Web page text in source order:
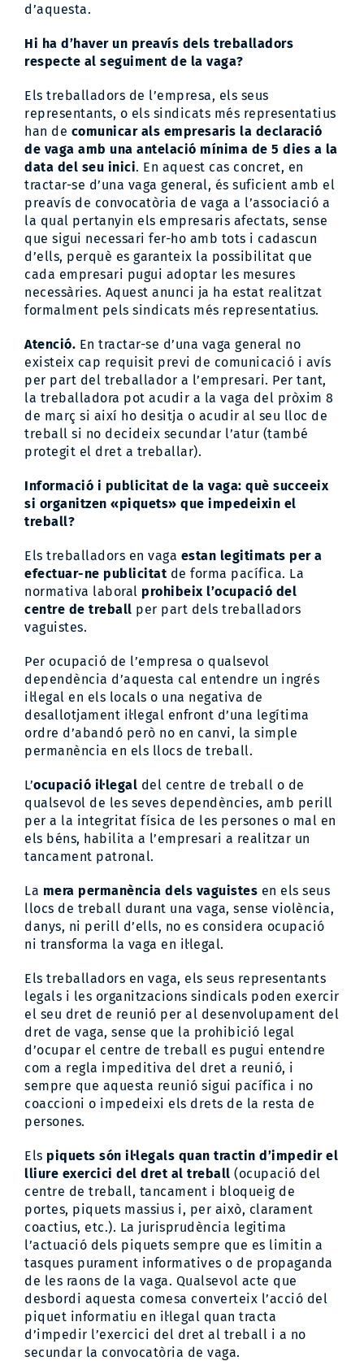
d’aquesta.
Hi ha d’haver un preavís dels treballadors
respecte al seguiment de la vaga?
Els treballadors de l’empresa, els seus
representants, o els sindicats més representatius
han de comunicar als empresaris la declaració
de vaga amb una antelació mínima de 5 dies a la
data del seu inici. En aquest cas concret, en
tractar-se d’una vaga general, és suficient amb el
preavís de convocatòria de vaga a l’associació a
la qual pertanyin els empresaris afectats, sense
que sigui necessari fer-ho amb tots i cadascun
d’ells, perquè es garanteix la possibilitat que
cada empresari pugui adoptar les mesures
necessàries. Aquest anunci ja ha estat realitzat
formalment pels sindicats més representatius.
Atenció. En tractar-se d’una vaga general no
existeix cap requisit previ de comunicació i avís
per part del treballador a l’empresari. Per tant,
la treballadora pot acudir a la vaga del pròxim 8
de març si així ho desitja o acudir al seu lloc de
treball si no decideix secundar l’atur (també
protegit el dret a treballar).
Informació i publicitat de la vaga: què succeeix
si organitzen «piquets» que impedeixin el
treball?
Els treballadors en vaga estan legitimats per a
efectuar-ne publicitat de forma pacífica. La
normativa laboral prohibeix l’ocupació del
centre de treball per part dels treballadors
vaguistes.
Per ocupació de l’empresa o qualsevol
dependència d’aquesta cal entendre un ingrés
il·legal en els locals o una negativa de
desallotjament il·legal enfront d’una legítima
ordre d’abandó però no en canvi, la simple
permanència en els llocs de treball.
L’ocupació il·legal del centre de treball o de
qualsevol de les seves dependències, amb perill
per a la integritat física de les persones o mal en
els béns, habilita a l’empresari a realitzar un
tancament patronal.
La mera permanència dels vaguistes en els seus
llocs de treball durant una vaga, sense violència,
danys, ni perill d’ells, no es considera ocupació
ni transforma la vaga en il·legal.
Els treballadors en vaga, els seus representants
legals i les organitzacions sindicals poden exercir
el seu dret de reunió per al desenvolupament del
dret de vaga, sense que la prohibició legal
d’ocupar el centre de treball es pugui entendre
com a regla impeditiva del dret a reunió, i
sempre que aquesta reunió sigui pacífica i no
coaccioni o impedeixi els drets de la resta de
persones.
Els piquets són il·legals quan tractin d’impedir el
lliure exercici del dret al treball (ocupació del
centre de treball, tancament i bloqueig de
portes, piquets massius i, per això, clarament
coactius, etc.). La jurisprudència legitima
l’actuació dels piquets sempre que es limitin a
tasques purament informatives o de propaganda
de les raons de la vaga. Qualsevol acte que
desbordi aquesta comesa converteix l’acció del
piquet informatiu en il·legal quan tracta
d’impedir l’exercici del dret al treball i a no
secundar la convocatòria de vaga.